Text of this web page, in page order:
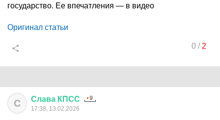
государство. Ее впечатления — в видео
Оригинал статьи
0/ 2
С Слава КПСС
17:38, 13.02.2026